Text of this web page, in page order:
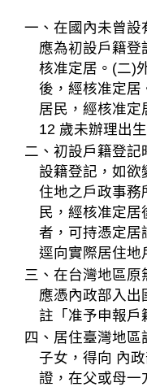
一、在國內未曾設
應為初設戶籍登
核准定居。(二)
後，經核准定居
居民，經核准定
12 歲未辦理出
二、初設戶籍登記
設籍登記，如欲
住地之戶政事務
民，經核准定居
者，可持憑定居
逕向實際居住地
三、在台灣地區原
應憑內政部入出
註「准予申報戶
四、居住臺灣地
子女，得向 內
證，在父或母一